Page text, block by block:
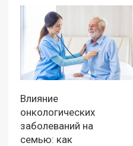
Влияние
онкологических
заболеваний на
семью: как